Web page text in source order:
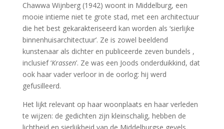
Chawwa Wijnberg (1942) woont in Middelburg, een
mooie intieme niet te grote stad, met een architectuur
die het best gekarakteriseerd kan worden als ‘sierlijke
binnenhuisarchitectuur’. Ze is zowel beeldend
kunstenaar als dichter en publiceerde zeven bundels ,
inclusief ‘Krassen’. Ze was een Joods onderduikkind, dat
ook haar vader verloor in de oorlog: hij werd
gefusilleerd.
Het lijkt relevant op haar woonplaats en haar verleden
te wijzen: de gedichten zijn kleinschalig, hebben de